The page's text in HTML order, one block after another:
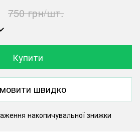
750 грн/шт.
Купити
швидко
накопичувальної знижки